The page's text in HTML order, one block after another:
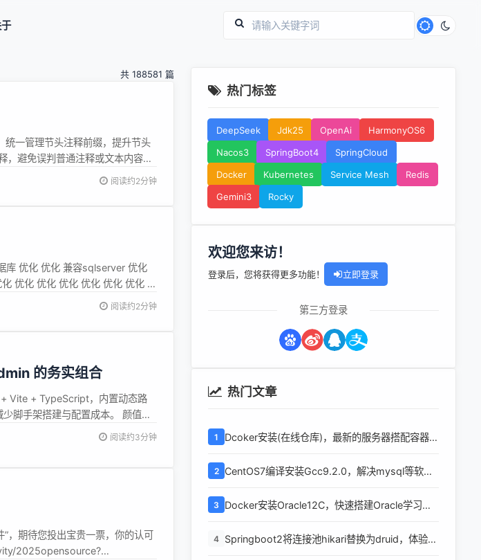
共 188581 篇
一管理节头注释前缀，提升节头
避免误判普通注释或文本内容。
阅读约2分钟
库 优化 优化 兼容sqlserver 优化
优化 优化 优化 优化 优化 优化 简
阅读约2分钟
的务实组合
Vite + TypeScript，内置动态路
脚手架搭建与配置成本。 颜值在
明亮主题切换，适合对外观与效率
阅读约3分钟
，期待您投出宝贵一票，你的认可
2025opensource?
热门标签
DeepSeek Jdk25 OpenAi
HarmonyOS6
Nacos3
SpringBoot4
SpringCloud
Docker
Kubernetes Service Mesh
Redis
Gemini3
Rocky
欢迎您来访！
登录后，您将获得更多功能！ 立即登录
第三方登录
热门文章
1
Dcoker安装(在线仓库)，最新的服务器搭配容器使
2
CentOS7编译安装Gcc9.2.0，解决mysql等软件
3
Docker安装Oracle12C，快速搭建Oracle学习环
4 Springboot2将连接池hikari替换为druid，体验最